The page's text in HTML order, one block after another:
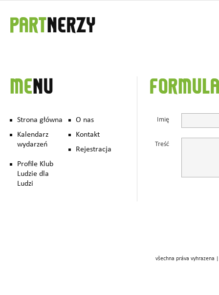
PARTNERZY
MENU
Strona główna
O nas
Kalendarz
wydarzeń
Kontakt
Rejestracja
Profile Klub
Ludzie dla
Ludzi
Imię
Treść
všechna práva